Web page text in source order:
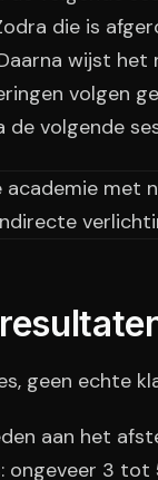
die is
wijst
volgen
volgende
geen echte
aan het
ongeveer 3